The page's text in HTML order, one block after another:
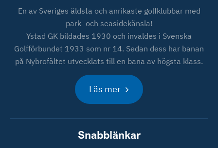
En av Sveriges äldsta och anrikaste golfklubbar med
park- och seasidekänsla!
Ystad GK bildades 1930 och invaldes i Svenska
Golfförbundet 1933 som nr 14. Sedan dess har banan
på Nybrofältet utvecklats till en bana av högsta klass.
Läs mer
Snabblänkar